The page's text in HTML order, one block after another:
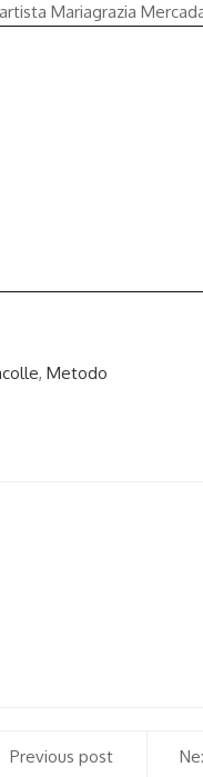
Mariagrazia
, Metodo
Previous post